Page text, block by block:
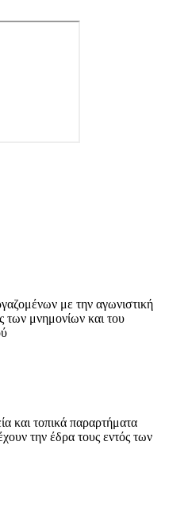
με την αγωνιστική
των μνημονίων και του
και τοπικά παραρτήματα
την έδρα τους εντός των